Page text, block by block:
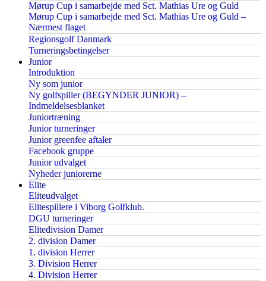
Mørup Cup i samarbejde med Sct. Mathias Ure og Guld
Mørup Cup i samarbejde med Sct. Mathias Ure og Guld –
Nærmest flaget
Regionsgolf Danmark
Turneringsbetingelser
Junior
Introduktion
Ny som junior
Ny golfspiller (BEGYNDER JUNIOR) –
Indmeldelsesblanket
Juniortræning
Junior turneringer
Junior greenfee aftaler
Facebook gruppe
Junior udvalget
Nyheder juniorerne
Elite
Eliteudvalget
Elitespillere i Viborg Golfklub.
DGU turneringer
Elitedivision Damer
2. division Damer
1. division Herrer
3. Division Herrer
4. Division Herrer